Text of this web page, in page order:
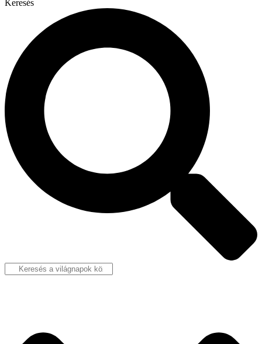
Keresés